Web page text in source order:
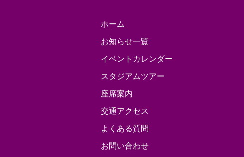
ホーム
お知らせ一覧
イベントカレンダー
スタジアムツアー
座席案内
交通アクセス
よくある質問
お問い合わせ